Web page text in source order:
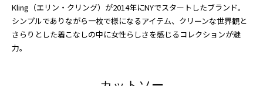
Kling（エリン・クリング）が2014年にNYでスタートしたブランド。
シンプルでありながら一枚で様になるアイテム、クリーンな世界観と
さらりとした着こなしの中に女性らしさを感じるコレクションが魅
力。